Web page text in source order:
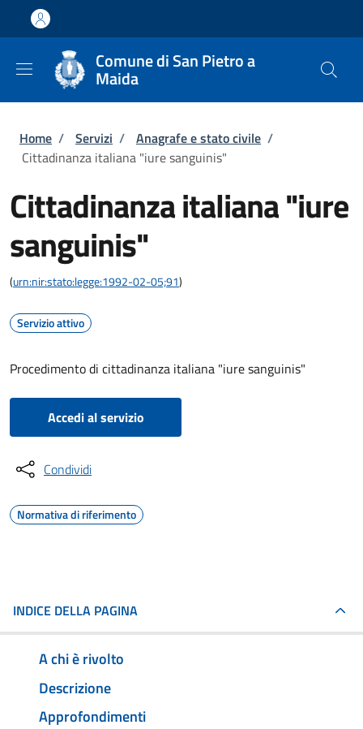
Salta al contenuto principale
Skip to footer content
Comune di San Pietro a
Maida
Briciole di pane
Home / Servizi / Anagrafe e stato civile /
Cittadinanza italiana "iure sanguinis"
Cittadinanza italiana "iure
sanguinis"
(urn:nir:stato:legge:1992-02-05;91)
Servizio attivo
Procedimento di cittadinanza italiana "iure sanguinis"
Accedi al servizio
Condividi
Normativa di riferimento
INDICE DELLA PAGINA
A chi è rivolto
Descrizione
Approfondimenti